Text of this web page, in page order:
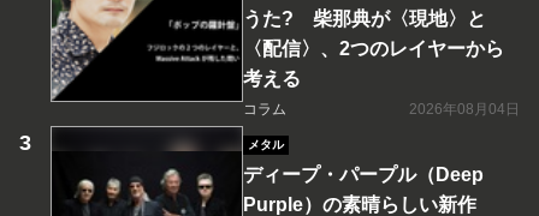
うた? 柴那典が〈現地〉と
〈配信〉、2つのレイヤーから
考える
コラム 2026年08月04日
メタル
ディープ・パープル（Deep
Purple）の素晴らしい新作